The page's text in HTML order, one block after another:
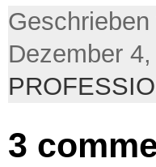
Dezember
3